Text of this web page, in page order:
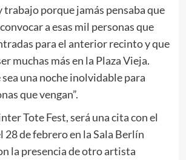
trabajo porque jamás pensaba que
a esas mil personas que
para el anterior recinto y que
muchas más en la Plaza Vieja.
una noche inolvidable para
que vengan”.
Tote Fest, será una cita con el
28 de febrero en la Sala Berlín
la presencia de otro artista